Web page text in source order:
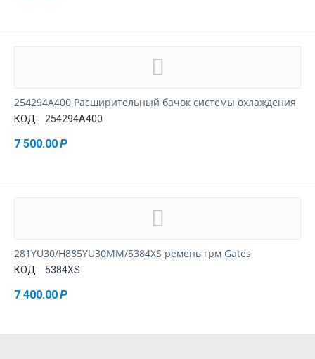
254294A400 Расширительный бачок системы охлаждения
КОД: 254294A400
7 500.00Р
281YU30/H885YU30MM/5384XS ремень грм Gates
КОД: 5384XS
7 400.00Р